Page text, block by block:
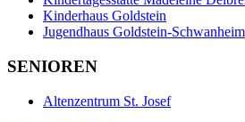
Kinderhaus Goldstein
Jugendhaus Goldstein-Schwanheim
SENIOREN
Altenzentrum St. Josef